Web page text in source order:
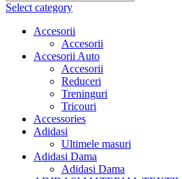
Select category
Accesorii
Accesorii
Accesorii Auto
Accesorii
Reduceri
Treninguri
Tricouri
Accessories
Adidasi
Ultimele masuri
Adidasi Dama
Adidasi Dama